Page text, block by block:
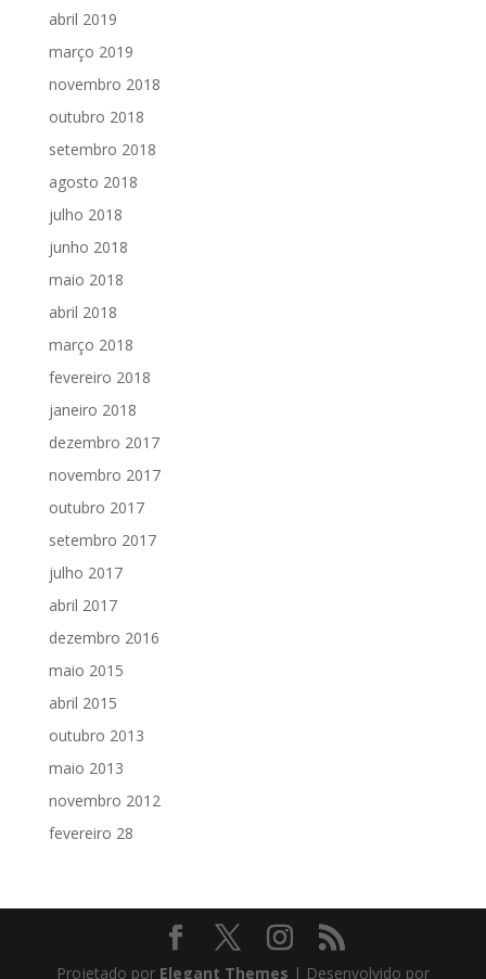
abril 2019
março 2019
novembro 2018
outubro 2018
setembro 2018
agosto 2018
julho 2018
junho 2018
maio 2018
abril 2018
março 2018
fevereiro 2018
janeiro 2018
dezembro 2017
novembro 2017
outubro 2017
setembro 2017
julho 2017
abril 2017
dezembro 2016
maio 2015
abril 2015
outubro 2013
maio 2013
novembro 2012
fevereiro 28
Projetado por Elegant Themes | Desenvolvido por